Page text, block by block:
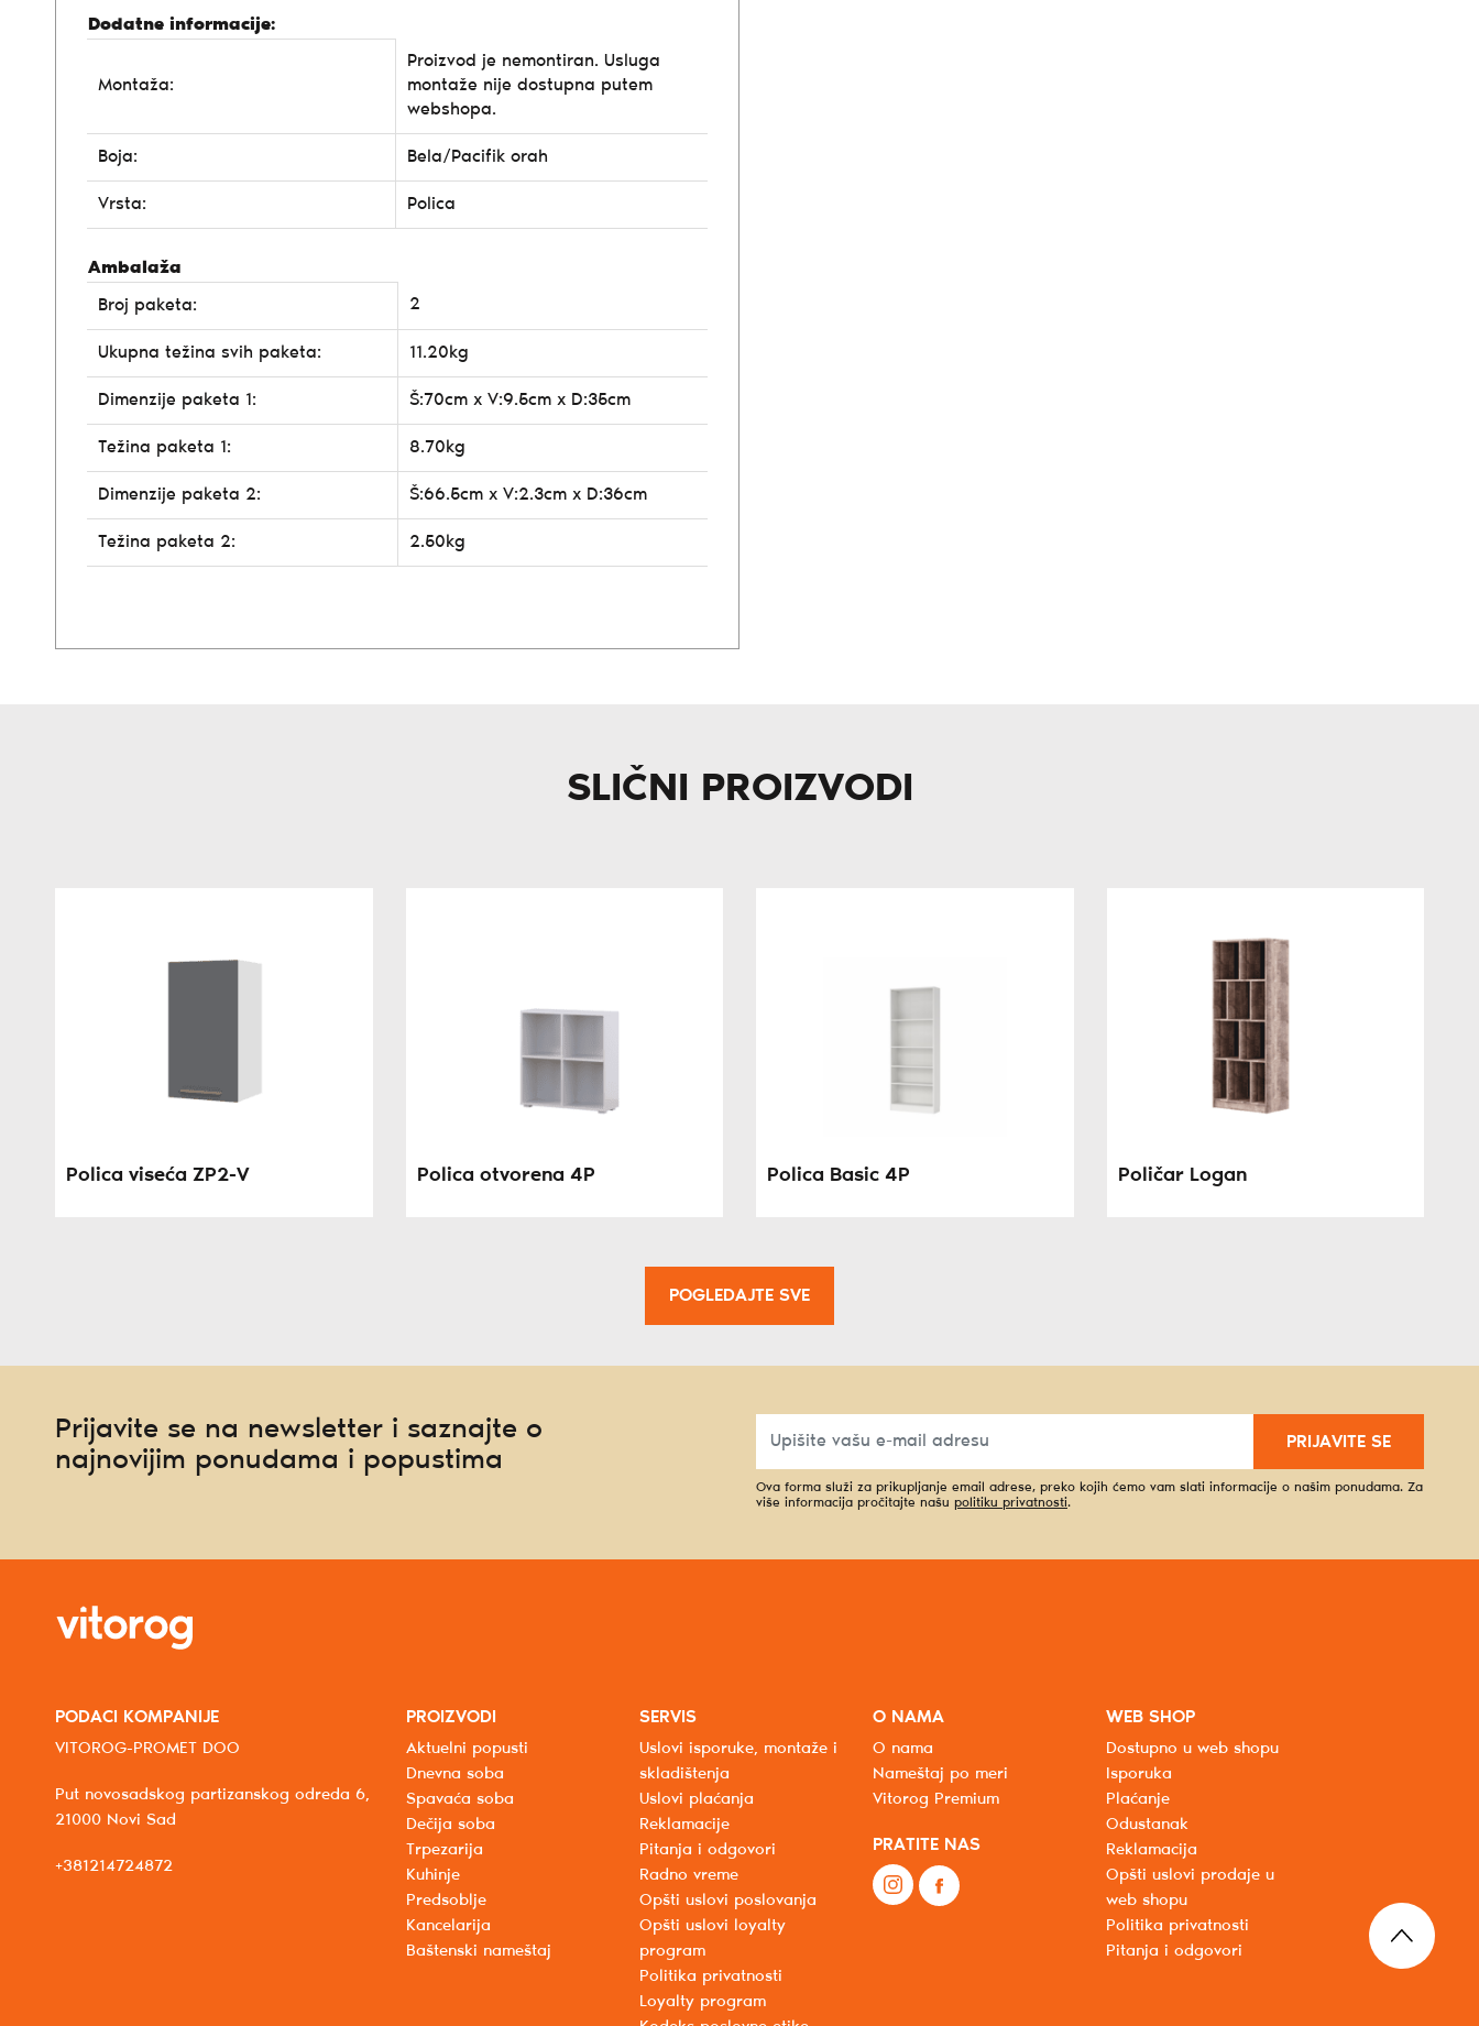
Dodatne informacije:
Montaža:
Proizvod je nemontiran. Usluga
montaže nije dostupna putem
webshopa.
Boja: Bela/Pacifik orah
Vrsta: Polica
Ambalaža
Broj paketa:
2
Ukupna težina svih paketa: 11.20kg
Dimenzije paketa 1: Š:70cm x V:9.5cm x D:35cm
Težina paketa 1: 8.70kg
Dimenzije paketa 2: Š:66.5cm x V:2.3cm x D:36cm
Težina paketa 2: 2.50kg
SLIČNI PROIZVODI
Polica viseća ZP2-V Polica otvorena 4P Polica Basic 4P Poličar Logan
POGLEDAJTE SVE
Prijavite se na newsletter i saznajte o
najnovijim ponudama i popustima
PRIJAVITE SE
Ova forma služi za prikupljanje email adrese, preko kojih ćemo vam slati informacije o našim ponudama. Za
više informacija pročitajte našu politiku privatnosti.
PODACI KOMPANIJE
VITOROG-PROMET DOO
Put novosadskog partizanskog odreda 6,
21000 Novi Sad
+381214724872
PROIZVODI
Aktuelni popusti
Dnevna soba
Spavaća soba
Dečija soba
Trpezarija
Kuhinje
Predsoblje
Kancelarija
Baštenski nameštaj
SERVIS
Uslovi isporuke, montaže i
skladištenja
Uslovi plaćanja
Reklamacije
Pitanja i odgovori
Radno vreme
Opšti uslovi poslovanja
Opšti uslovi loyalty
program
Politika privatnosti
Loyalty program
O NAMA
O nama
Nameštaj po meri
Vitorog Premium
PRATITE NAS
WEB SHOP
Dostupno u web shopu
Isporuka
Plaćanje
Odustanak
Reklamacija
Opšti uslovi prodaje u
web shopu
Politika privatnosti
Pitanja i odgovori